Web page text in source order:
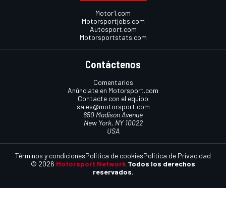
Motor1.com
Motorsportjobs.com
Autosport.com
Motorsportstats.com
Contáctenos
Comentarios
Anúnciate en Motorsport.com
Contacte con el equipo
sales@motorsport.com
650 Madison Avenue
New York, NY 10022
USA
© 2026 Motorsport Network Todos los derechos
reservados.
Términos y condicionesPolítica de cookiesPolítica de Privacidad